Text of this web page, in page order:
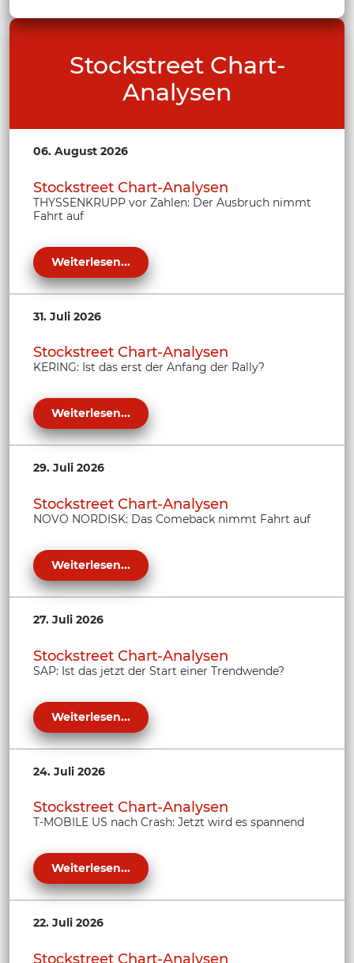
Stockstreet Chart-
Analysen
06. August 2026
Stockstreet Chart-Analysen
THYSSENKRUPP vor Zahlen: Der Ausbruch nimmt
Fahrt auf
Weiterlesen...
31. Juli 2026
Stockstreet Chart-Analysen
KERING: Ist das erst der Anfang der Rally?
Weiterlesen...
29. Juli 2026
Stockstreet Chart-Analysen
NOVO NORDISK: Das Comeback nimmt Fahrt auf
Weiterlesen...
27. Juli 2026
Stockstreet Chart-Analysen
SAP: Ist das jetzt der Start einer Trendwende?
Weiterlesen...
24. Juli 2026
Stockstreet Chart-Analysen
T-MOBILE US nach Crash: Jetzt wird es spannend
Weiterlesen...
22. Juli 2026
Stockstreet Chart-Analysen